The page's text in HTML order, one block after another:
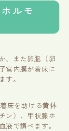
ルモ
、また卵胞（卵
宮内膜が着床に
。
床を助ける黄体
ン）、甲状腺ホ
液で調べます。